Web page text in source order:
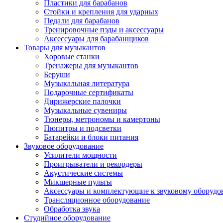
Пластики для барабанов
Стойки и крепления для ударных
Педали для барабанов
Тренировочные пэды и аксессуары
Аксессуары для барабанщиков
Товары для музыкантов
Хоровые станки
Тренажеры для музыкантов
Беруши
Музыкальная литература
Подарочные сертификаты
Дирижерские палочки
Музыкальные сувениры
Тюнеры, метрономы и камертоны
Пюпитры и подсветки
Батарейки и блоки питания
Звуковое оборудование
Усилители мощности
Проигрыватели и рекордеры
Акустические системы
Микшерные пульты
Аксессуары и комплектующие к звуковому
Трансляционное оборудование
Обработка звука
Студийное оборудование